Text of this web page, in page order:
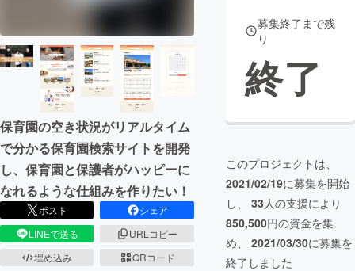
保育園の空き状況がリアルタイム
で分かる保育園検索サイトを開発
し、保育園と保護者がハッピーに
なれるような仕組みを作りたい！
ポスト
シェア
LINEで送る
URLコピー
埋め込み
QRコード
募集終了まで残
り
終了
このプロジェクトは、
2021/02/19に募集を開始
し、 33人の支援により
850,500円の資金を集
め、 2021/03/30に募集を
終了しました